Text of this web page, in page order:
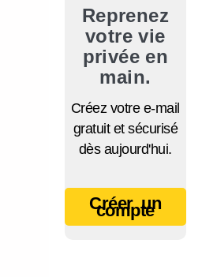
Reprenez
votre vie
privée en
main.
Créez votre e-mail
gratuit et sécurisé
dès aujourd'hui.
Créer un
compte